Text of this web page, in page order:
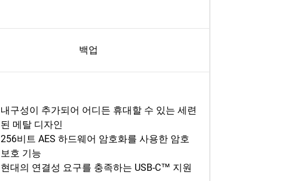
백업
내구성이 추가되어 어디든 휴대할 수 있는 세련
된 메탈 디자인
256비트 AES 하드웨어 암호화를 사용한 암호
보호 기능
현대의 연결성 요구를 충족하는 USB-C™ 지원